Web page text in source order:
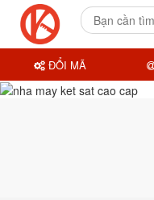
ĐỔI MÃ